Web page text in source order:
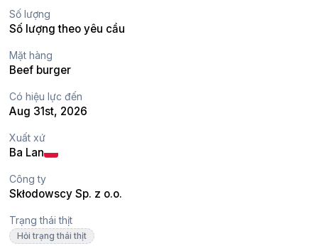
Số lượng
Số lượng theo yêu cầu
Mặt hàng
Beef burger
Có hiệu lực đến
Aug 31st, 2026
Xuất xứ
Ba Lan
Công ty
Skłodowscy Sp. z o.o.
Trạng thái thịt
Hỏi trạng thái thịt